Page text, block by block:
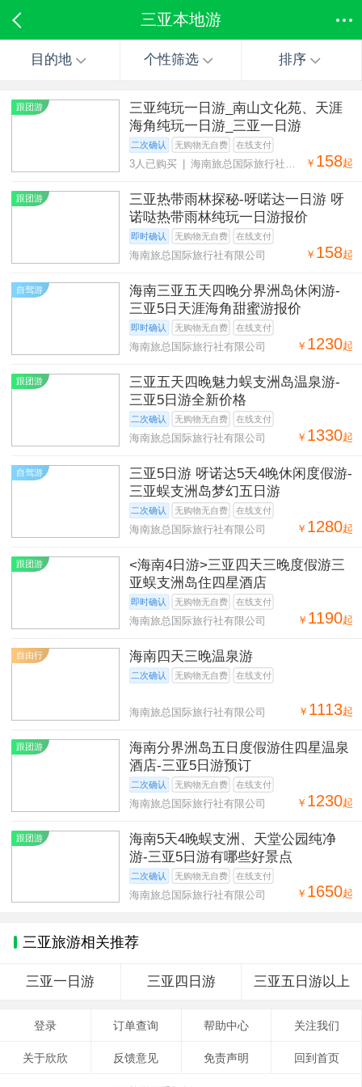
三亚本地游
目的地 个性筛选 排序
跟团游
三亚纯玩一日游_南山文化苑、天涯
海角纯玩一日游_三亚一日游
二次确认 无购物无自费 在线支付
￥ 158起
3人已购买 | 海南旅总国际旅行社有
跟团游
三亚热带雨林探秘-呀喏达一日游 呀
诺哒热带雨林纯玩一日游报价
即时确认 无购物无自费 在线支付
￥ 158起
海南旅总国际旅行社有限公司
自驾游
海南三亚五天四晚分界洲岛休闲游-
三亚5日天涯海角甜蜜游报价
即时确认 无购物无自费 在线支付
￥ 1230起
海南旅总国际旅行社有限公司
跟团游
三亚五天四晚魅力蜈支洲岛温泉游-
三亚5日游全新价格
二次确认 无购物无自费 在线支付
￥ 1330起
海南旅总国际旅行社有限公司
自驾游
三亚5日游 呀诺达5天4晚休闲度假游-
三亚蜈支洲岛梦幻五日游
二次确认 无购物无自费 在线支付
￥ 1280起
海南旅总国际旅行社有限公司
跟团游
<海南4日游>三亚四天三晚度假游三
亚蜈支洲岛住四星酒店
即时确认 无购物无自费 在线支付
￥ 1190起
海南旅总国际旅行社有限公司
自由行 海南四天三晚温泉游
二次确认 无购物无自费 在线支付
￥ 1113起
海南旅总国际旅行社有限公司
跟团游
海南分界洲岛五日度假游住四星温泉
酒店-三亚5日游预订
二次确认 无购物无自费 在线支付
￥ 1230起
海南旅总国际旅行社有限公司
跟团游
海南5天4晚蜈支洲、天堂公园纯净
游-三亚5日游有哪些好景点
二次确认 无购物无自费 在线支付
￥ 1650起
海南旅总国际旅行社有限公司
三亚旅游相关推荐
三亚一日游 三亚四日游 三亚五日游以上
登录 订单查询 帮助中心 关注我们
关于欣欣 反馈意见 免责声明 回到首页